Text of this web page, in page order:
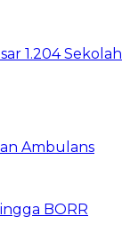
1.204 Sekolah
Ambulans
BORR